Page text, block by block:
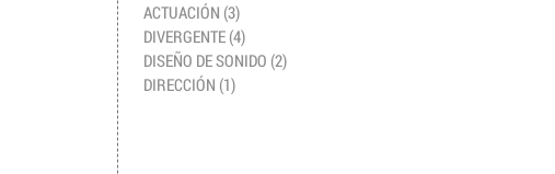
ACTUACIÓN (3)
DIVERGENTE (4)
DISEÑO DE SONIDO (2)
DIRECCIÓN (1)